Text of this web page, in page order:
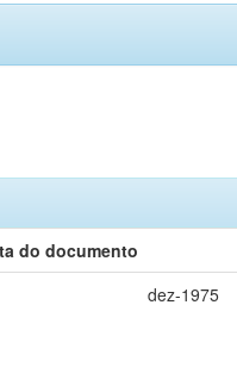
do documento
dez-1975